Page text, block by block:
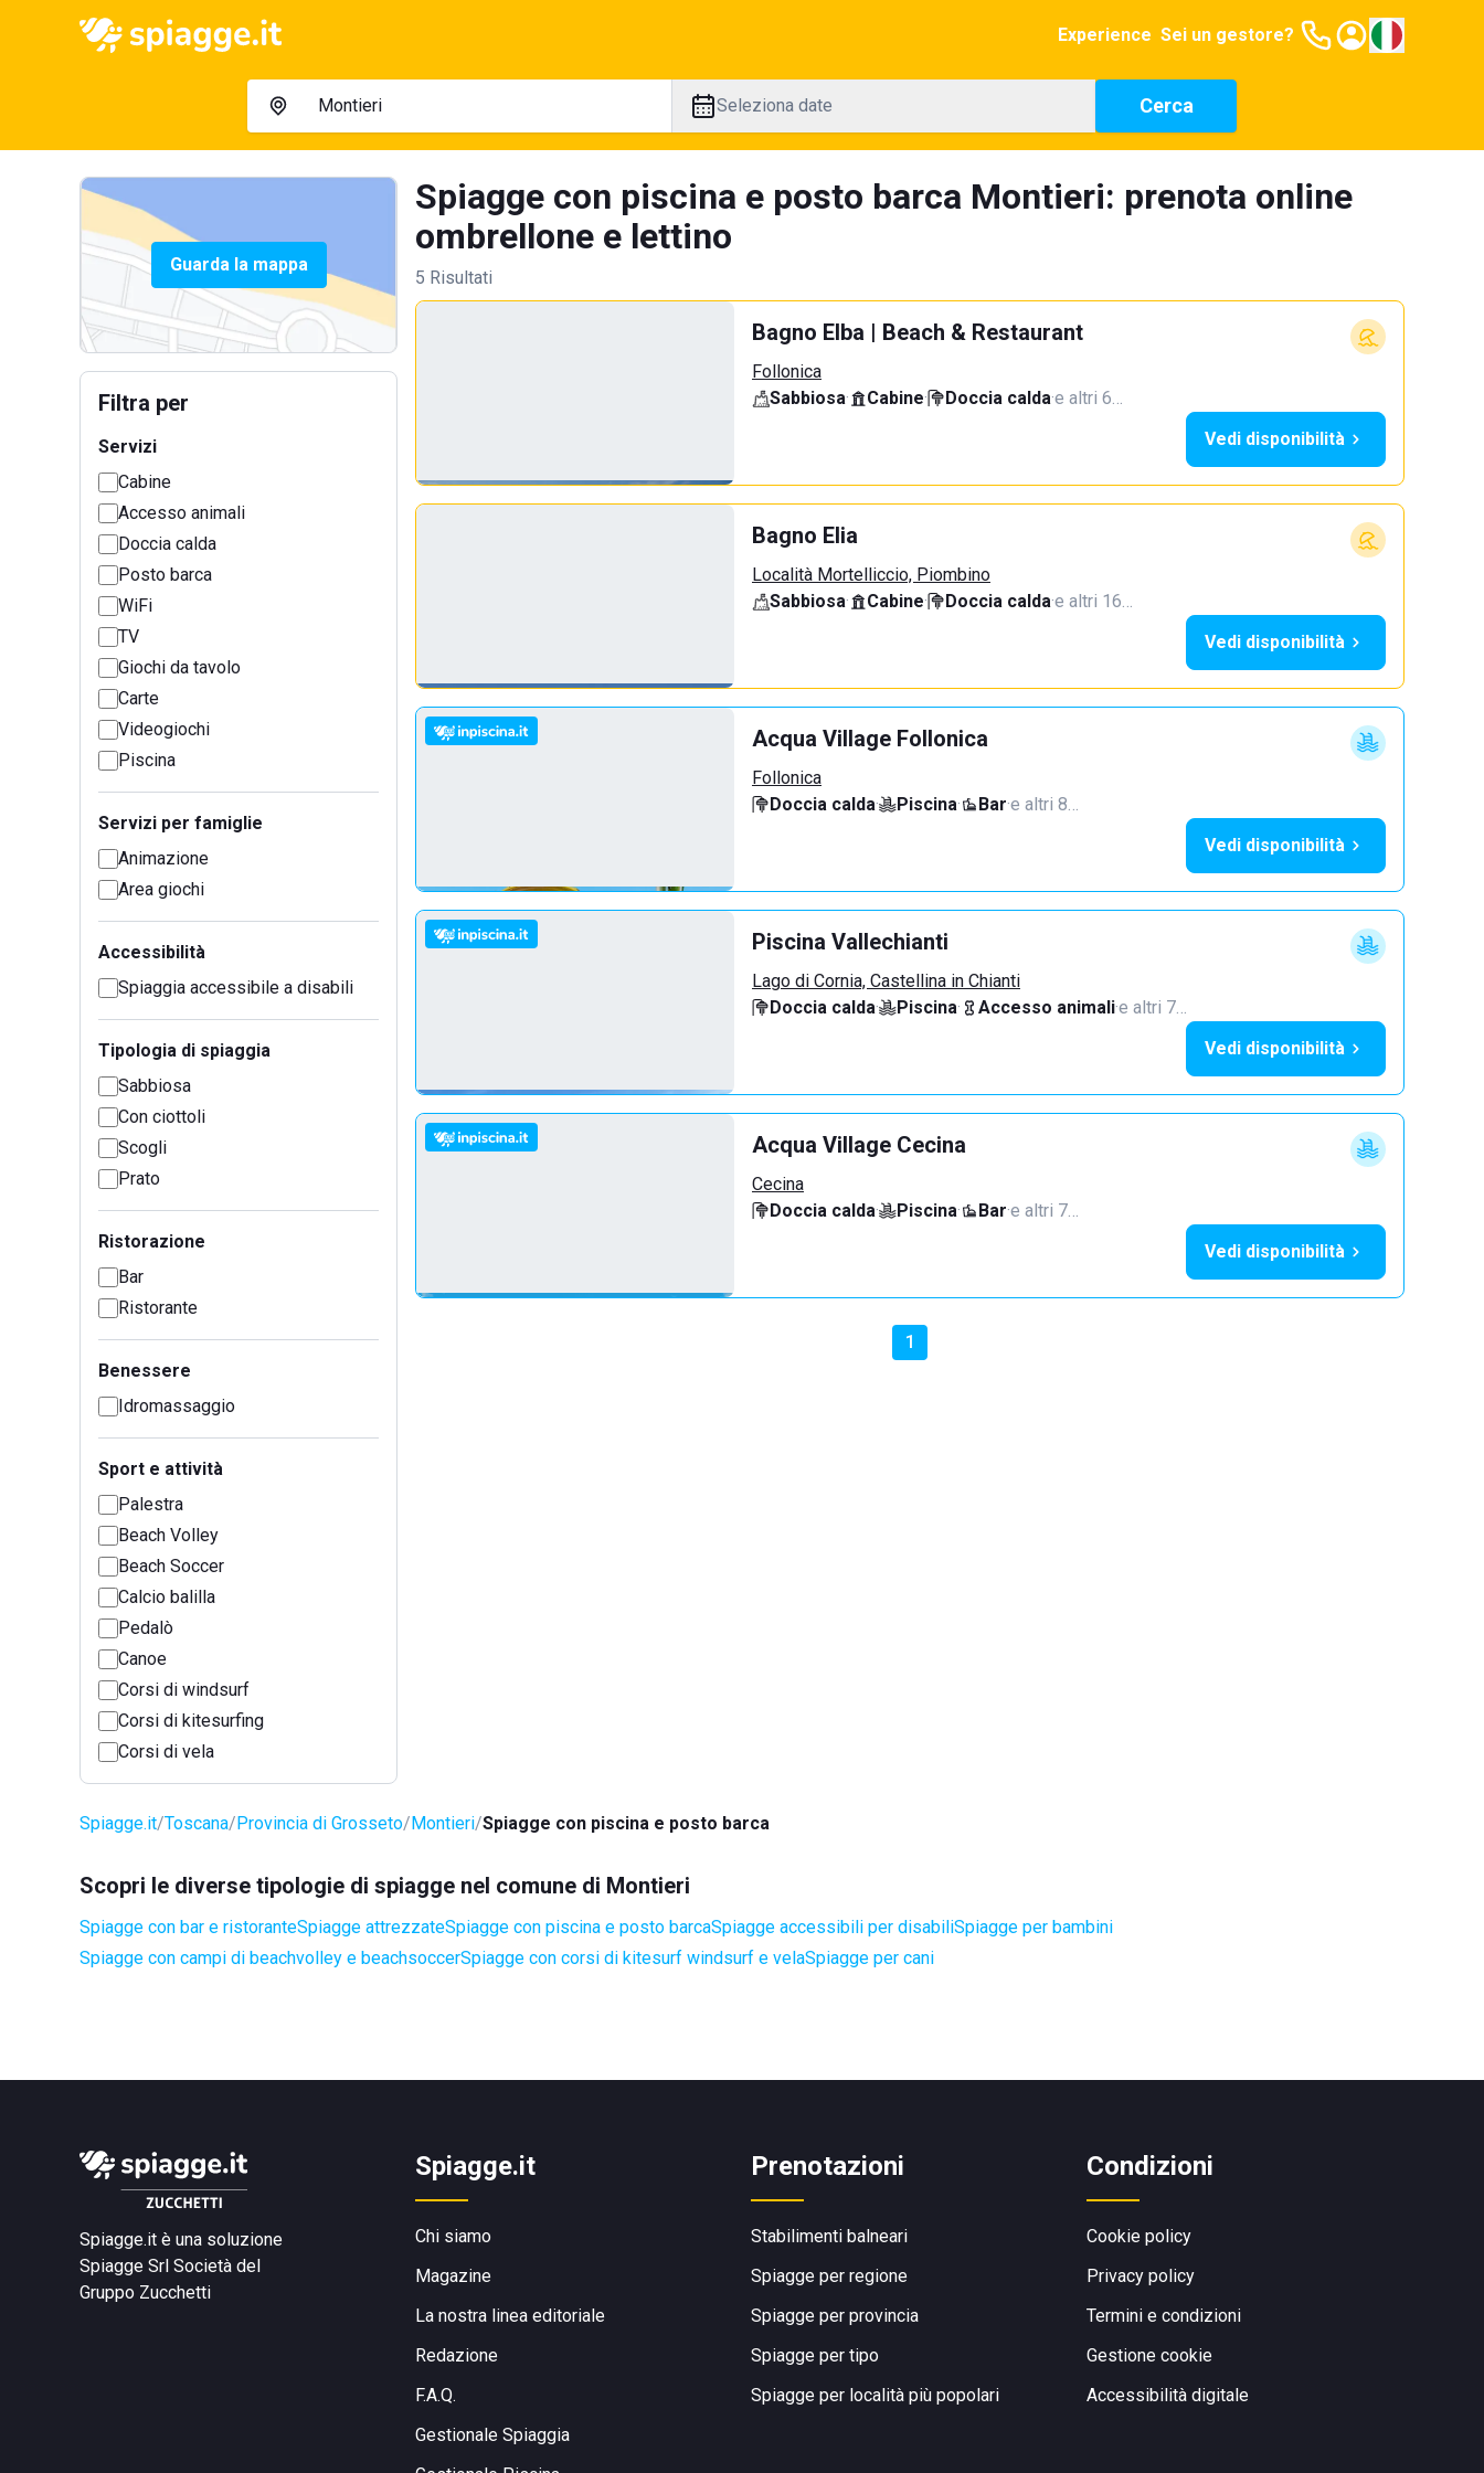
Experience Sei un gestore?
Seleziona date Cerca
Guarda la mappa
Filtra per
Servizi
Cabine
Accesso animali
Doccia calda
Posto barca
WiFi
TV
Giochi da tavolo
Carte
Videogiochi
Piscina
Servizi per famiglie
Animazione
Area giochi
Accessibilità
Spiaggia accessibile a disabili
Tipologia di spiaggia
Sabbiosa
Con ciottoli
Scogli
Prato
Ristorazione
Bar
Ristorante
Benessere
Idromassaggio
Sport e attività
Palestra
Beach Volley
Beach Soccer
Calcio balilla
Pedalò
Canoe
Corsi di windsurf
Corsi di kitesurfing
Corsi di vela
Spiagge con piscina e posto barca Montieri: prenota online
ombrellone e lettino
5 Risultati
Bagno Elba | Beach & Restaurant
Follonica
Sabbiosa· Cabine· Doccia calda·e altri 6…
Vedi disponibilità
Bagno Elia
Località Mortelliccio, Piombino
Sabbiosa· Cabine· Doccia calda·e altri 16…
Vedi disponibilità
Acqua Village Follonica
Follonica
Doccia calda· Piscina· Bar·e altri 8…
Vedi disponibilità
Piscina Vallechianti
Lago di Cornia, Castellina in Chianti
Doccia calda· Piscina· Accesso animali·e altri 7…
Vedi disponibilità
Acqua Village Cecina
Cecina
Doccia calda· Piscina· Bar·e altri 7…
Vedi disponibilità
1
Spiagge.it Toscana Provincia di Grosseto Montieri Spiagge con piscina e posto barca
Scopri le diverse tipologie di spiagge nel comune di Montieri
Spiagge con bar e ristoranteSpiagge attrezzateSpiagge con piscina e posto barcaSpiagge accessibili per disabiliSpiagge per bambini
Spiagge con campi di beachvolley e beachsoccerSpiagge con corsi di kitesurf windsurf e velaSpiagge per cani
Spiagge.it è una soluzione
Spiagge Srl Società del
Gruppo Zucchetti
Spiagge.it
Chi siamo
Magazine
La nostra linea editoriale
Redazione
F.A.Q.
Gestionale Spiaggia
Prenotazioni
Stabilimenti balneari
Spiagge per regione
Spiagge per provincia
Spiagge per tipo
Spiagge per località più popolari
Condizioni
Cookie policy
Privacy policy
Termini e condizioni
Gestione cookie
Accessibilità digitale